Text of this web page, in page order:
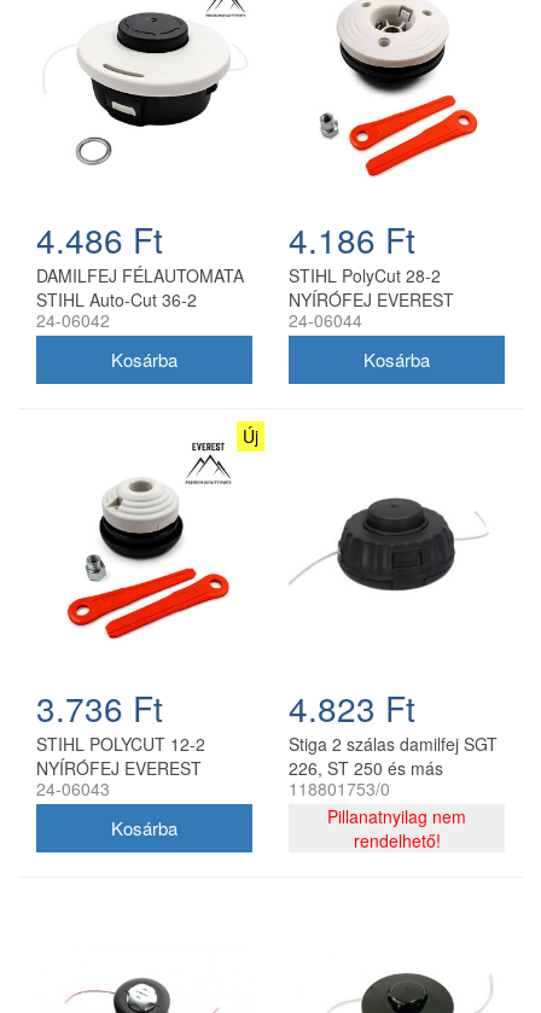
4.486 Ft
DAMILFEJ FÉLAUTOMATA
STIHL Auto-Cut 36-2
10x1.0Z EVEREST
24-06042
4.186 Ft
STIHL PolyCut 28-2
NYÍRÓFEJ EVEREST
24-06044
Új
3.736 Ft
STIHL POLYCUT 12-2
NYÍRÓFEJ EVEREST
24-06043
4.823 Ft
Stiga 2 szálas damilfej SGT
226, ST 250 és más
modellekhez 118801753/0
118801753/0
Pillanatnyilag nem
rendelhető!